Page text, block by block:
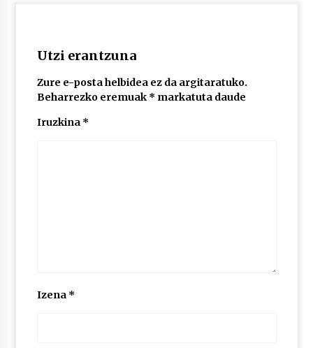
Utzi erantzuna
Zure e-posta helbidea ez da argitaratuko.
Beharrezko eremuak * markatuta daude
Iruzkina *
Izena *